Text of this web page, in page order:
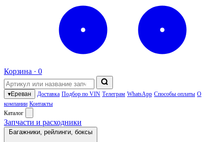
Корзина · 0
▾Ереван Доставка Подбор по VIN Телеграм WhatsApp Способы оплаты О
компании Контакты
Каталог
Запчасти и расходники
Багажники, рейлинги, боксы